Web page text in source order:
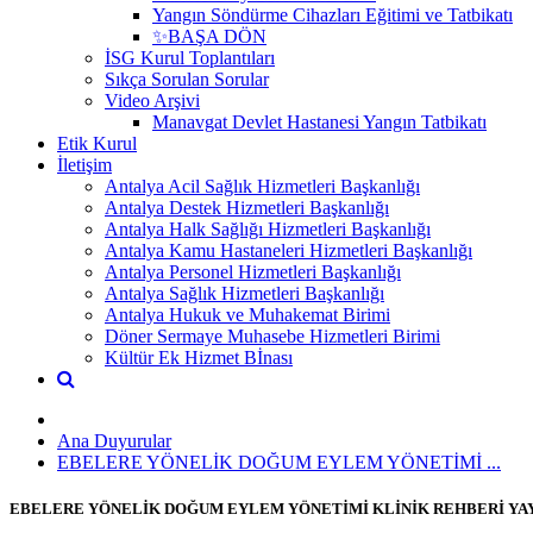
Yangın Söndürme Cihazları Eğitimi ve Tatbikatı
✨BAŞA DÖN
İSG Kurul Toplantıları
Sıkça Sorulan Sorular
Video Arşivi
Manavgat Devlet Hastanesi Yangın Tatbikatı
Etik Kurul
İletişim
Antalya Acil Sağlık Hizmetleri Başkanlığı
Antalya Destek Hizmetleri Başkanlığı
Antalya Halk Sağlığı Hizmetleri Başkanlığı
Antalya Kamu Hastaneleri Hizmetleri Başkanlığı
Antalya Personel Hizmetleri Başkanlığı
Antalya Sağlık Hizmetleri Başkanlığı
Antalya Hukuk ve Muhakemat Birimi
Döner Sermaye Muhasebe Hizmetleri Birimi
Kültür Ek Hizmet Bİnası
Ana Duyurular
EBELERE YÖNELİK DOĞUM EYLEM YÖNETİMİ ...
EBELERE YÖNELİK DOĞUM EYLEM YÖNETİMİ KLİNİK REHBERİ